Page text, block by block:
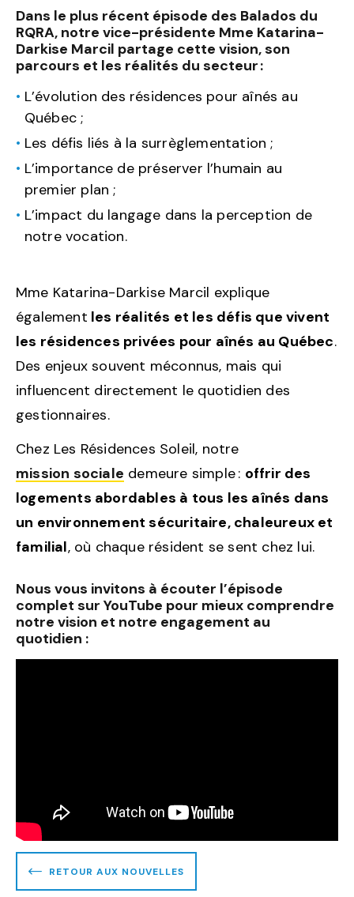
Dans le plus récent épisode des Balados du
RQRA, notre vice-présidente Mme Katarina-
Darkise Marcil partage cette vision, son
parcours et les réalités du secteur :
L’évolution des résidences pour aînés au
Québec ;
Les défis liés à la surrèglementation ;
L’importance de préserver l’humain au
premier plan ;
L’impact du langage dans la perception de
notre vocation.
Mme Katarina-Darkise Marcil explique
également les réalités et les défis que vivent
les résidences privées pour aînés au Québec.
Des enjeux souvent méconnus, mais qui
influencent directement le quotidien des
gestionnaires.
Chez Les Résidences Soleil, notre
mission sociale demeure simple : offrir des
logements abordables à tous les aînés dans
un environnement sécuritaire, chaleureux et
familial, où chaque résident se sent chez lui.
Nous vous invitons à écouter l’épisode
complet sur YouTube pour mieux comprendre
notre vision et notre engagement au
quotidien :
RETOUR AUX NOUVELLES